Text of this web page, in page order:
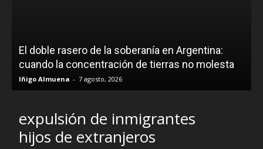
El doble rasero de la soberanía en Argentina:
cuando la concentración de tierras no molesta
Iñigo Almuena - 7 agosto, 2026
expulsión de inmigrantes
hijos de extranjeros